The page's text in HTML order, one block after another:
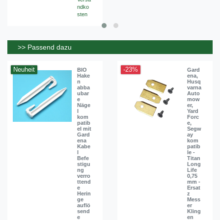
ndko
sten
>> Passend dazu
Neuheit
BIO
Hake
n
abba
ubar
e
Näge
l
kom
patib
el mit
Gard
ena
Kabe
l
Befe
stigu
ng
verro
ttend
e
Herin
ge
auflö
send
e
-23%
Gard
ena,
Husq
varna
Auto
mow
er,
Yard
Forc
e,
Segw
ay
kom
patib
le -
Titan
Long
Life
0,75
mm -
Ersat
z
Mess
er
Kling
en